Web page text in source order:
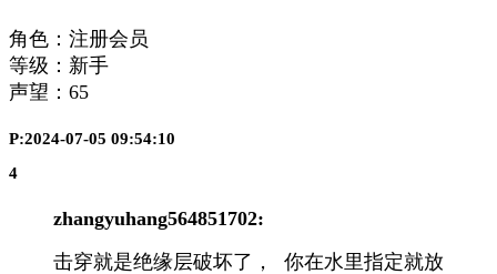
角色：注册会员
等级：新手
声望： 65
P:2024-07-05 09:54:10
4
zhangyuhang564851702:
击穿就是绝缘层破坏了， 你在水里指定就放